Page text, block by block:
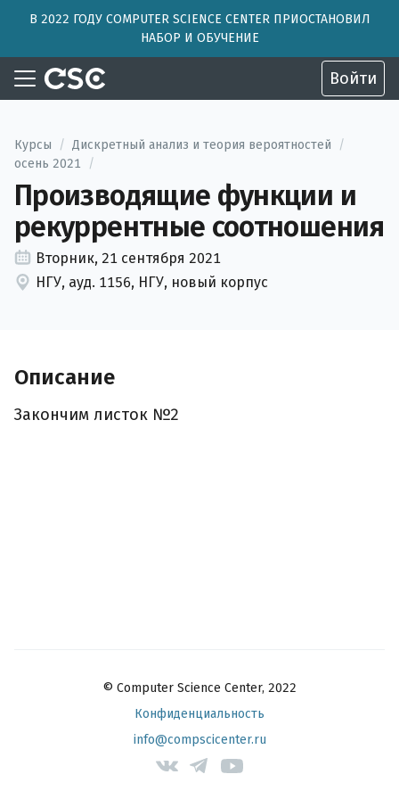
В 2022 ГОДУ COMPUTER SCIENCE CENTER ПРИОСТАНОВИЛ
НАБОР И ОБУЧЕНИЕ
Войти
Курсы / Дискретный анализ и теория вероятностей
/
осень 2021
/
Производящие функции и
рекуррентные соотношения
Вторник, 21 сентября 2021
НГУ, ауд. 1156, НГУ, новый корпус
Описание
Закончим листок №2
© Computer Science Center, 2022
Конфиденциальность
info@compscicenter.ru